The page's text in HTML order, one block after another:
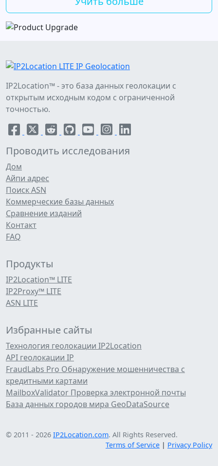
IP2Location™ - это база данных геолокации с
открытым исходным кодом с ограниченной
точностью.
Проводить исследования
Дом
Айпи адрес
Поиск ASN
Коммерческие базы данных
Сравнение изданий
Контакт
FAQ
Продукты
IP2Location™ LITE
IP2Proxy™ LITE
ASN LITE
Избранные сайты
Технология геолокации IP2Location
API геолокации IP
FraudLabs Pro Обнаружение мошенничества с
кредитными картами
MailboxValidator Проверка электронной почты
База данных городов мира GeoDataSource
© 2011 - 2026 IP2Location.com. All Rights Reserved.
Terms of Service | Privacy Policy